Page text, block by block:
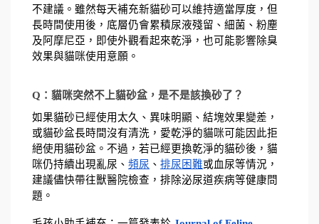
不建議。雖然每天補充新貓砂可以維持適當厚度，但
長時間使用後，底層仍會累積尿液殘留、細菌、粉塵
及阿摩尼亞，即使外觀看起來乾淨，也可能影響除臭
效果與貓咪使用意願。
Q：貓咪突然不上貓砂盆，是不是該換砂了？
如果貓砂已經使用太久、異味明顯、結塊效果變差，
或貓砂盆長時間沒有清洗，愛乾淨的貓咪可能因此拒
絕使用貓砂盆。不過，若已經更換乾淨的貓砂後，貓
咪仍持續出現亂尿、 頻尿 、 排尿困難或血尿等情況，
建議儘快帶往獸醫院檢查，排除泌尿道疾病等健康問
題。